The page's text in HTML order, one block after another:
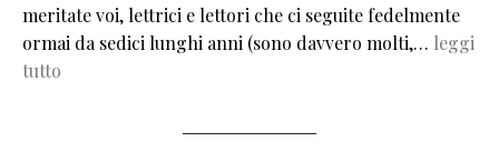
meritate voi, lettrici e lettori che ci seguite fedelmente
ormai da sedici lunghi anni (sono davvero molti,… leggi
tutto